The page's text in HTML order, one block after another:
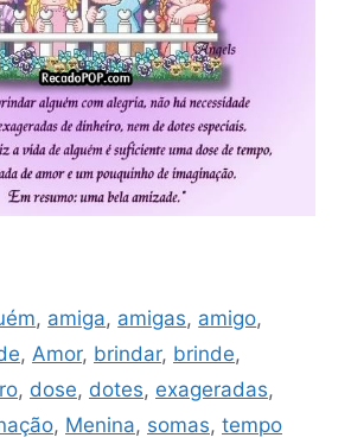
, amiga, amigas, amigo,
, Amor, brindar, brinde,
, dose, dotes, exageradas,
, Menina, somas, tempo